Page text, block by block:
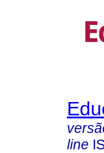
line